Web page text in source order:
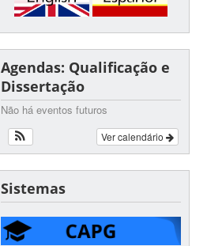
Agendas: Qualificação e
Dissertação
Não há eventos futuros
Ver calendário
Sistemas